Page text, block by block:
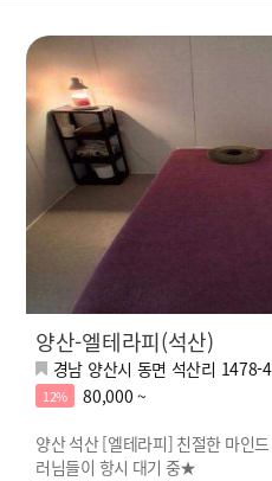
양산-엘테라피(석산)
경남 양산시 동면 석산리 1478-4
12%
80,000 ~
양산 석산 [엘테라피] 친절한 마인
러님들이 항시 대기 중★